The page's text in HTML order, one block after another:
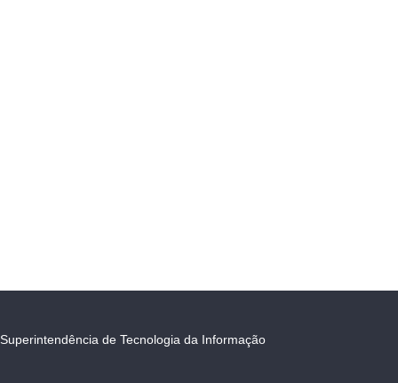
Superintendência de Tecnologia da Informação